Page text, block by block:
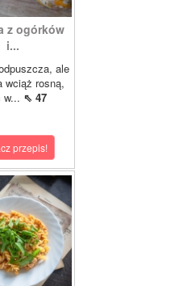
z ogórków
i...
ale
wciąż rosną,
w... ⇖ 47
przepis!